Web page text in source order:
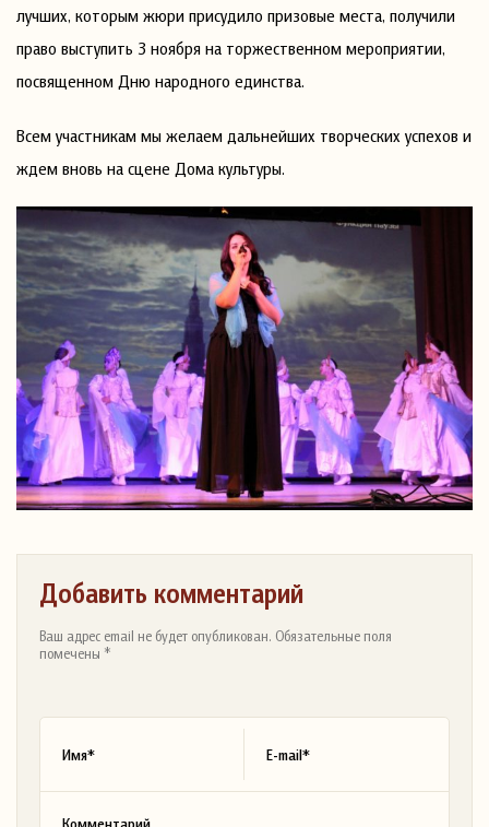
лучших, которым жюри присудило призовые места, получили
право выступить 3 ноября на торжественном мероприятии,
посвященном Дню народного единства.
Всем участникам мы желаем дальнейших творческих успехов и
ждем вновь на сцене Дома культуры.
Добавить комментарий
Ваш адрес email не будет опубликован. Обязательные поля
помечены *